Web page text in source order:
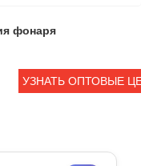
фонаря
УЗНАТЬ ОПТОВЫЕ